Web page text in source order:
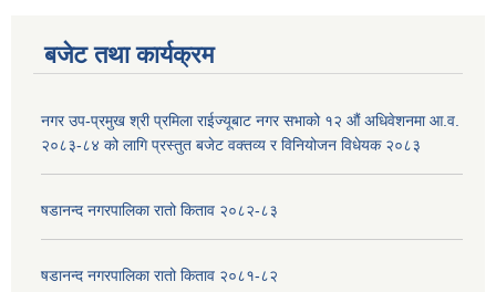
बजेट तथा कार्यक्रम
नगर उप-प्रमुख श्री प्रमिला राईज्यूबाट नगर सभाको १२ ‍औं अधिवेशनमा आ.व.
२०८३-८४ को लागि प्रस्तुत बजेट वक्तव्य र विनियोजन विधेयक २०८३
षडानन्द नगरपालिका रातो किताव २०८२-८३
षडानन्द नगरपालिका रातो किताव २०८१-८२